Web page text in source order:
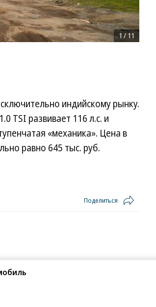
1/ 11
индийскому рынку.
TSI развивает 116 л.с. и
«механика». Цена в
равно 645 тыс. руб.
Поделиться